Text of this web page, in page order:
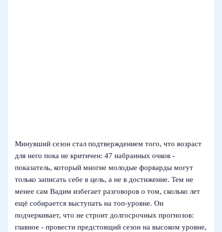
Минувший сезон стал подтверждением того, что возраст
для него пока не критичен: 47 набранных очков -
показатель, который многие молодые форварды могут
только записать себе в цель, а не в достижение. Тем не
менее сам Вадим избегает разговоров о том, сколько лет
ещё собирается выступать на топ-уровне. Он
подчеркивает, что не строит долгосрочных прогнозов:
главное - провести предстоящий сезон на высоком уровне,